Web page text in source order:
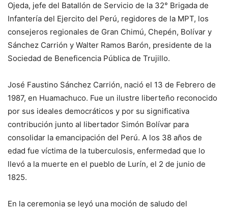
Ojeda, jefe del Batallón de Servicio de la 32° Brigada de
Infantería del Ejercito del Perú, regidores de la MPT, los
consejeros regionales de Gran Chimú, Chepén, Bolívar y
Sánchez Carrión y Walter Ramos Barón, presidente de la
Sociedad de Beneficencia Pública de Trujillo.
José Faustino Sánchez Carrión, nació el 13 de Febrero de
1987, en Huamachuco. Fue un ilustre liberteño reconocido
por sus ideales democráticos y por su significativa
contribución junto al libertador Simón Bolívar para
consolidar la emancipación del Perú. A los 38 años de
edad fue víctima de la tuberculosis, enfermedad que lo
llevó a la muerte en el pueblo de Lurín, el 2 de junio de
1825.
En la ceremonia se leyó una moción de saludo del